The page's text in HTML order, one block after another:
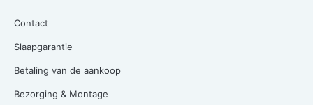
Contact
Slaapgarantie
Betaling van de aankoop
Bezorging & Montage